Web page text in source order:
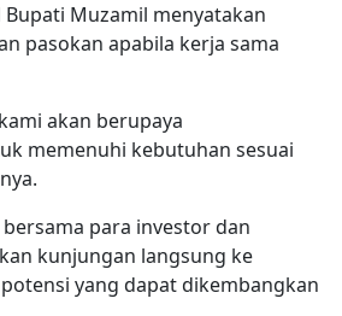
Muzamil menyatakan
pasokan apabila kerja sama
akan berupaya
memenuhi kebutuhan sesuai
para investor dan
kunjungan langsung ke
yang dapat dikembangkan